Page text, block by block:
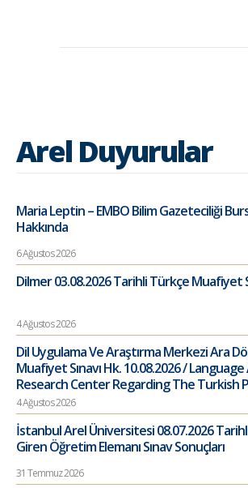
Arel Duyurular
Maria Leptin – EMBO Bilim Gazeteciliği
Hakkında
6 Ağustos 2026
Dilmer 03.08.2026 Tarihli Türkçe Muafiyet
4 Ağustos 2026
Dil Uygulama Ve Araştırma Merkezi Ara
Muafiyet Sınavı Hk. 10.08.2026 /
Research Center Regarding The Turkish
4 Ağustos 2026
İstanbul Arel Üniversitesi 08.07.2026
Giren Öğretim Elemanı Sınav Sonuçları
31 Temmuz 2026